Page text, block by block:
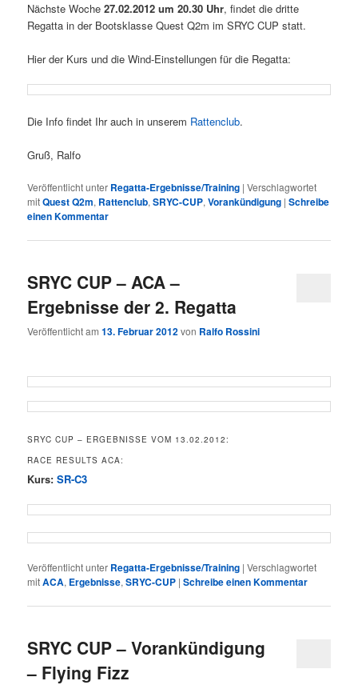
Nächste Woche27.02.2012 um 20.30 Uhr, findet die dritte
Regatta in der Bootsklasse Quest Q2m im SRYC CUP statt.
Hier der Kurs und die Wind-Einstellungen für die Regatta:
Die Info findet Ihr auch in unserem Rattenclub.
Gruß, Ralfo
Veröffentlicht unter Regatta-Ergebnisse/Training |Verschlagwortet
mitQuest Q2m, Rattenclub,SRYC-CUP,Vorankündigung |Schreibe
einen Kommentar
SRYC CUP – ACA –
Ergebnisse der 2. Regatta
Veröffentlicht am13. Februar 2012von Ralfo Rossini
SRYC CUP – ERGEBNISSE VOM 13.02.2012:
RACE RESULTS ACA:
Kurs:SR-C3
Veröffentlicht unter Regatta-Ergebnisse/Training |Verschlagwortet
mitACA, Ergebnisse,SRYC-CUP |Schreibe einen Kommentar
SRYC CUP – Vorankündigung
– Flying Fizz